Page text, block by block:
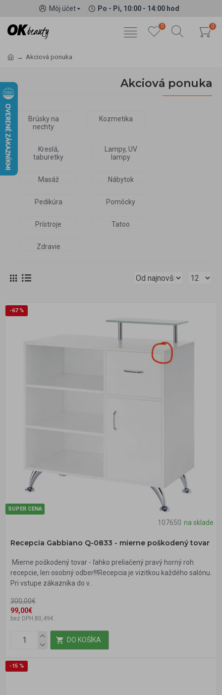
Môj účet Po - Pi, 10:00 - 14:00 hod
0 0
Akciová ponuka
Akciová ponuka
Brúsky na
nechty
Kozmetika
Kreslá,
taburetky
Lampy, UV
lampy
Masáž Nábytok
Pedikúra Pomôcky
Prístroje Tatoo
Zdravie
SUPER CENA
-67 %
107650 na sklade
Recepcia Gabbiano Q-0833 - mierne poškodený tovar
Mierne poškodený tovar - ľahko preliačený pravý horný roh
recepcie, len osobný odber!!!Recepcia je vizitkou každého salónu.
Pri vstupe zákazníka do v..
99,00€
300,00€
bez DPH:80,49€
DO KOŠÍKA
-15 %